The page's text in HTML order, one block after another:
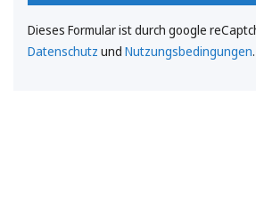
Dieses Formular ist durch google
Datenschutz und Nutzungsbedingungen.